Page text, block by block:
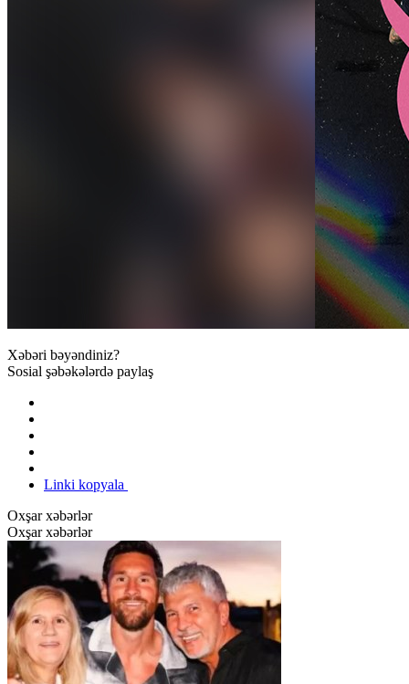
Xəbəri bəyəndiniz?
Sosial şəbəkələrdə paylaş
Linki kopyala
Oxşar xəbərlər
Oxşar xəbərlər